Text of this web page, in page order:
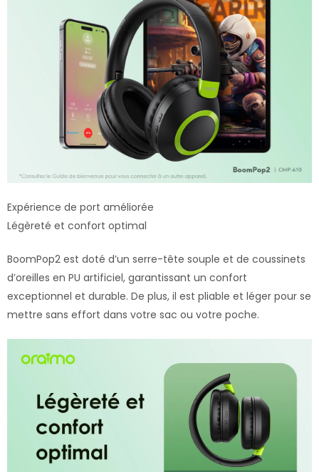
Expérience de port améliorée
Légèreté et confort optimal
BoomPop2 est doté d’un serre-tête souple et de coussinets
d’oreilles en PU artificiel, garantissant un confort
exceptionnel et durable. De plus, il est pliable et léger pour se
mettre sans effort dans votre sac ou votre poche.